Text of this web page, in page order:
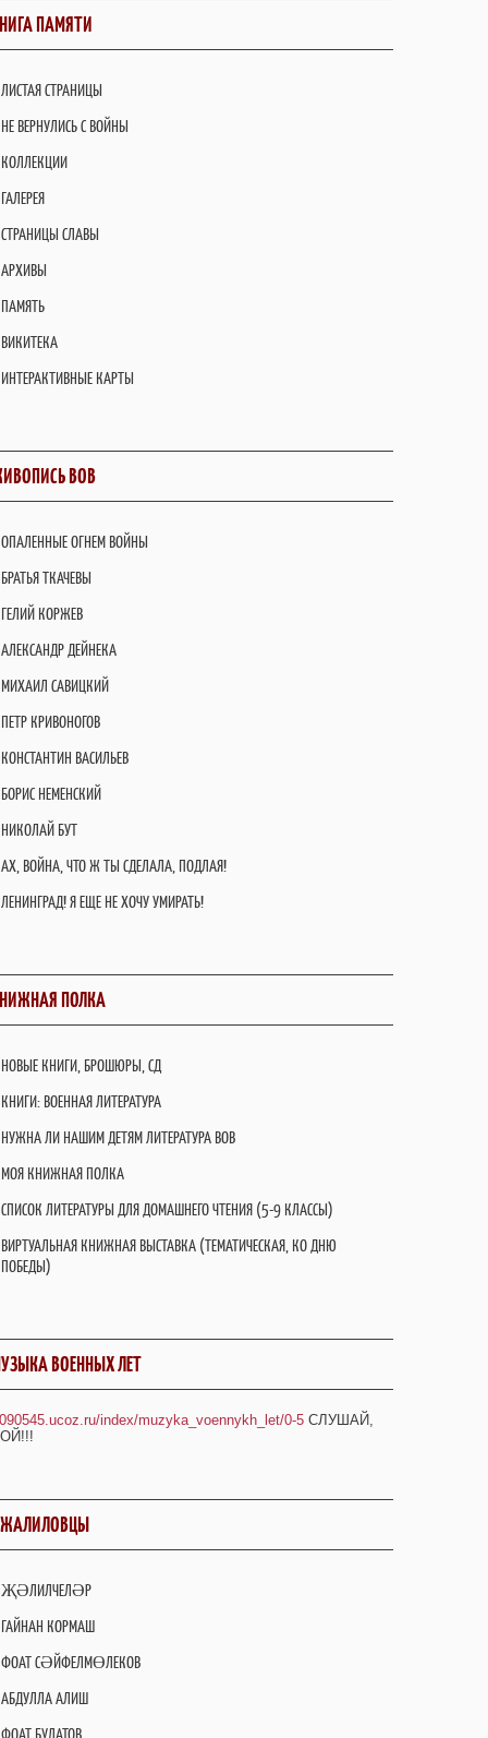
ПАМЯТИ
ЛИСТАЯ СТРАНИЦЫ
НЕ ВЕРНУЛИСЬ С ВОЙНЫ
КОЛЛЕКЦИИ
ГАЛЕРЕЯ
СТРАНИЦЫ СЛАВЫ
АРХИВЫ
ПАМЯТЬ
ВИКИТЕКА
ИНТЕРАКТИВНЫЕ КАРТЫ
ВОВ
ОПАЛЕННЫЕ ОГНЕМ ВОЙНЫ
БРАТЬЯ ТКАЧЕВЫ
ГЕЛИЙ КОРЖЕВ
АЛЕКСАНДР ДЕЙНЕКА
МИХАИЛ САВИЦКИЙ
ПЕТР КРИВОНОГОВ
КОНСТАНТИН ВАСИЛЬЕВ
БОРИС НЕМЕНСКИЙ
НИКОЛАЙ БУТ
АХ, ВОЙНА, ЧТО Ж ТЫ СДЕЛАЛА, ПОДЛАЯ!
ЛЕНИНГРАД! Я ЕЩЕ НЕ ХОЧУ УМИРАТЬ!
ПОЛКА
НОВЫЕ КНИГИ, БРОШЮРЫ, СД
КНИГИ: ВОЕННАЯ ЛИТЕРАТУРА
НУЖНА ЛИ НАШИМ ДЕТЯМ ЛИТЕРАТУРА ВОВ
МОЯ КНИЖНАЯ ПОЛКА
СПИСОК ЛИТЕРАТУРЫ ДЛЯ ДОМАШНЕГО ЧТЕНИЯ (5-9 КЛАССЫ)
ВИРТУАЛЬНАЯ КНИЖНАЯ ВЫСТАВКА (ТЕМАТИЧЕСКАЯ, КО ДНЮ
ПОБЕДЫ)
ВОЕННЫХ ЛЕТ
index/muzyka_voennykh_let/0-5 СЛУШАЙ,
ҖӘЛИЛЧЕЛӘР
ГАЙНАН КОРМАШ
ФОАТ СӘЙФЕЛМӨЛЕКОВ
АБДУЛЛА АЛИШ